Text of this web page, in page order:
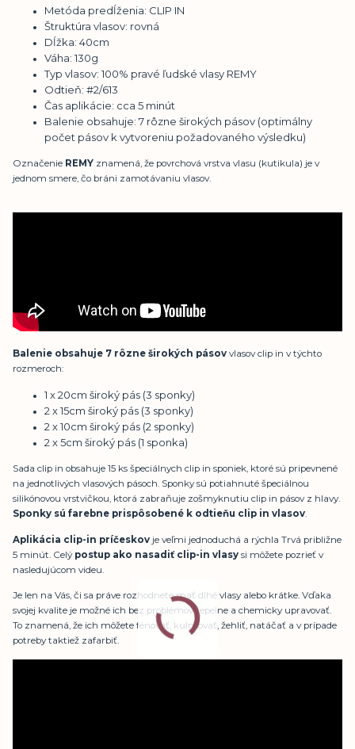
Metóda predĺženia: CLIP IN
Štruktúra vlasov: rovná
Dĺžka: 40cm
Váha: 130g
Typ vlasov: 100% pravé ľudské vlasy REMY
Odtieň: #2/613
Čas aplikácie: cca 5 minút
Balenie obsahuje: 7 rôzne širokých pásov (optimálny
počet pásov k vytvoreniu požadovaného výsledku)
Označenie REMY znamená, že povrchová vrstva vlasu (kutikula) je v
jednom smere, čo bráni zamotávaniu vlasov.
Balenie obsahuje 7 rôzne širokých pásov vlasov clip in v týchto
rozmeroch:
1 x 20cm široký pás (3 sponky)
2 x 15cm široký pás (3 sponky)
2 x 10cm široký pás (2 sponky)
2 x 5cm široký pás (1 sponka)
Sada clip in obsahuje 15 ks špeciálnych clip in sponiek, ktoré sú pripevnené
na jednotlivých vlasových pásoch. Sponky sú potiahnuté špeciálnou
silikónovou vrstvičkou, ktorá zabraňuje zošmyknutiu clip in pásov z hlavy.
Sponky sú farebne prispôsobené k odtieňu clip in vlasov.
Aplikácia clip-in príčeskov je veľmi jednoduchá a rýchla Trvá približne
5 minút. Celýpostup ako nasadiť clip-in vlasy si môžete pozrieť v
nasledujúcom videu.
Je len na Vás, či sa práve rozhodnete mať dlhé vlasy alebo krátke. Vďaka
svojej kvalite je možné ich bez problémov tepelne a chemicky upravovať.
To znamená, že ich môžete fénovať, kulmovať, žehliť, natáčať a v prípade
potreby taktiež zafarbiť.